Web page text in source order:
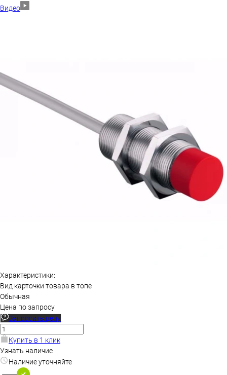
Видео
Характеристики:
Вид карточки товара в топе
Обычная
Цена по запросу
Запросить цену
Купить в 1 клик
Узнать наличие
Наличие уточняйте